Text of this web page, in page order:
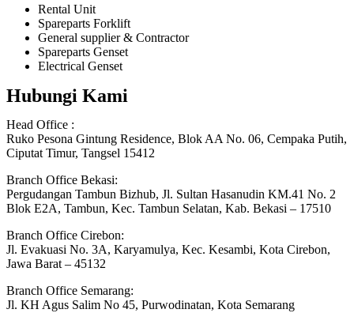
Rental Unit
Spareparts Forklift
General supplier & Contractor
Spareparts Genset
Electrical Genset
Hubungi Kami
Head Office :
Ruko Pesona Gintung Residence, Blok AA No. 06, Cempaka Putih,
Ciputat Timur, Tangsel 15412
Branch Office Bekasi:
Pergudangan Tambun Bizhub, Jl. Sultan Hasanudin KM.41 No. 2
Blok E2A, Tambun, Kec. Tambun Selatan, Kab. Bekasi – 17510
Branch Office Cirebon:
Jl. Evakuasi No. 3A, Karyamulya, Kec. Kesambi, Kota Cirebon,
Jawa Barat – 45132
Branch Office Semarang:
Jl. KH Agus Salim No 45, Purwodinatan, Kota Semarang